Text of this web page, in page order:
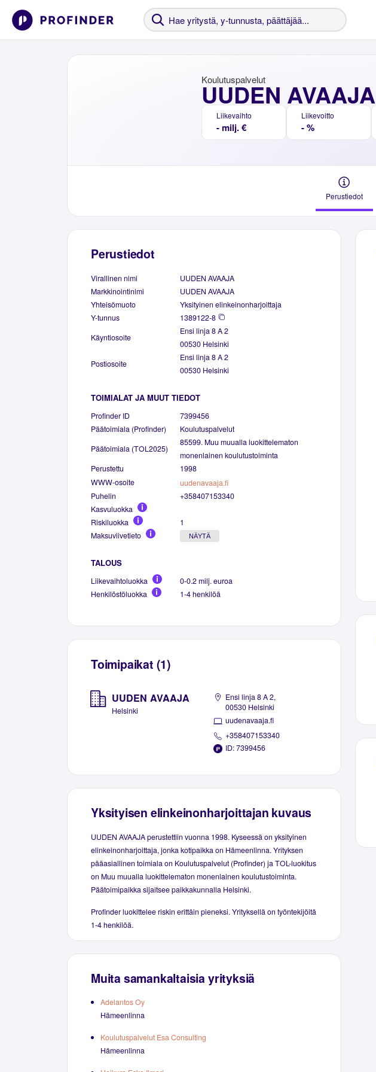
UUDEN AVAAJA
Koulutuspalvelut
Liikevaihto
- milj. €
Liikevoitto
- %
Perustiedot
Perustiedot
Virallinen nimi
UUDEN AVAAJA
Markkinointinimi
UUDEN AVAAJA
Yhteisömuoto
Yksityinen elinkeinonharjoittaja
Y-tunnus
1389122-8
Käyntiosoite
Ensi linja 8 A 2
00530 Helsinki
Postiosoite
Ensi linja 8 A 2
00530 Helsinki
TOIMIALAT JA MUUT TIEDOT
Profinder ID
7399456
Päätoimiala (Profinder)
Koulutuspalvelut
Päätoimiala (TOL2025)
85599. Muu muualla luokittelematon
monenlainen koulutustoiminta
Perustettu
1998
WWW-osoite
uudenavaaja.fi
Puhelin
+358407153340
Kasvuluokka
Riskiluokka
1
Maksuviivetieto
NÄYTÄ
TALOUS
Liikevaihtoluokka
0-0.2 milj. euroa
Henkilöstöluokka
1-4 henkilöä
Toimipaikat (1)
UUDEN AVAAJA
Helsinki
Ensi linja 8 A 2,
00530 Helsinki
uudenavaaja.fi
+358407153340
ID: 7399456
Yksityisen elinkeinonharjoittajan kuvaus
UUDEN AVAAJA perustettiin vuonna 1998. Kyseessä on yksityinen
elinkeinonharjoittaja, jonka kotipaikka on Hämeenlinna. Yrityksen
pääasiallinen toimiala on Koulutuspalvelut (Profinder) ja TOL-luokitus
on Muu muualla luokittelematon monenlainen koulutustoiminta.
Päätoimipaikka sijaitsee paikkakunnalla Helsinki.
Profinder luokittelee riskin erittäin pieneksi. Yrityksellä on työntekijöitä
1-4 henkilöä.
Muita samankaltaisia yrityksiä
Adelantos Oy
Hämeenlinna
Koulutuspalvelut Esa Consulting
Hämeenlinna